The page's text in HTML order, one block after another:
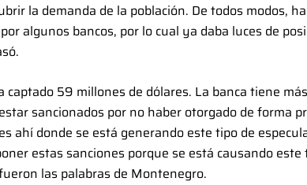
la demanda de la población. De todos modos,
algunos bancos, por lo cual ya daba luces de
captado 59 millones de dólares. La banca tiene
sancionados por no haber otorgado de forma
ahí donde se está generando este tipo de
estas sanciones porque se está causando
las palabras de Montenegro.